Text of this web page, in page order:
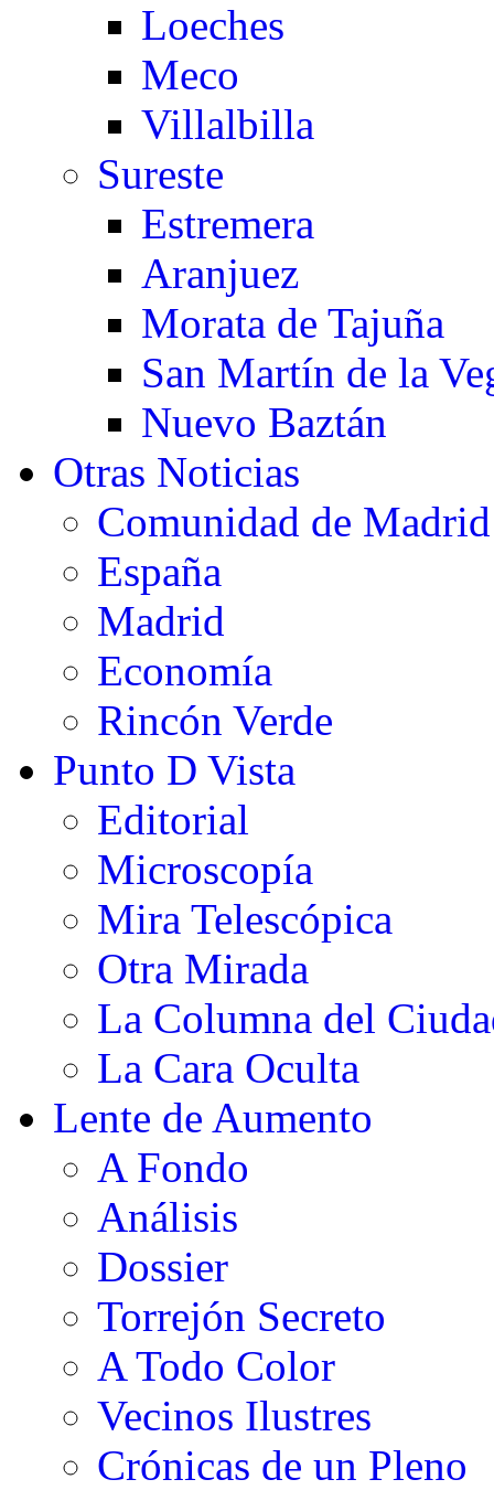
Loeches
Meco
Villalbilla
Sureste
Estremera
Aranjuez
Morata de Tajuña
San Martín de la
Nuevo Baztán
Otras Noticias
Comunidad de Madrid
España
Madrid
Economía
Rincón Verde
Punto D Vista
Editorial
Microscopía
Mira Telescópica
Otra Mirada
La Columna del
La Cara Oculta
Lente de Aumento
A Fondo
Análisis
Dossier
Torrejón Secreto
A Todo Color
Vecinos Ilustres
Crónicas de un Pleno